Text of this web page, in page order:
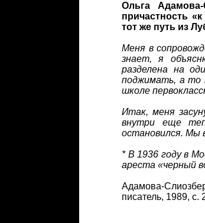
Ольга
причастность
тот же путь из
Меня в
знает, я
разделена на
поджимать, а то
школе
Итак, меня
внутри еще
остановился. Мы
* В 1936 году в
ареста «черный
Адамова-
писатель, 1989, с.